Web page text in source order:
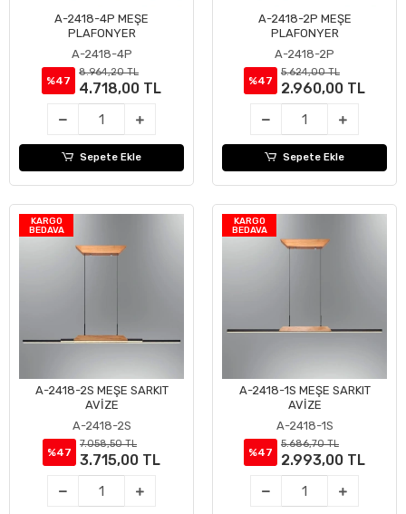
Sepete Ekle
A-2418-4P MEŞE
PLAFONYER
A-2418-4P
%47
8.964,20 TL
4.718,00 TL
Sepete Ekle
Sepete Ekle
A-2418-2P MEŞE
PLAFONYER
A-2418-2P
%47
5.624,00 TL
2.960,00 TL
Sepete Ekle
KARGO
BEDAVA
Sepete Ekle
A-2418-2S MEŞE SARKIT
AVİZE
A-2418-2S
%47
7.058,50 TL
3.715,00 TL
KARGO
BEDAVA
Sepete Ekle
A-2418-1S MEŞE SARKIT
AVİZE
A-2418-1S
%47
5.686,70 TL
2.993,00 TL